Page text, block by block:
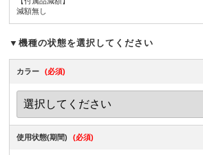
減額無し
▼機種の状態を選択してください
カラー (必須)
使用状態(期間) (必須)